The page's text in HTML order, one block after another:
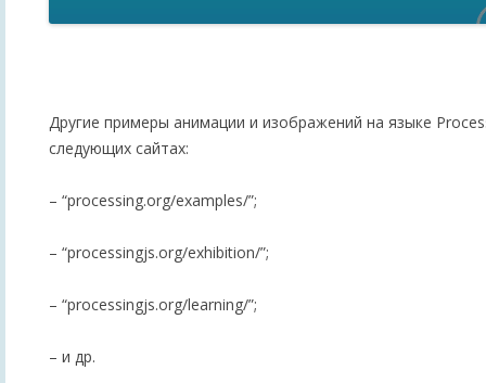
Другие примеры анимации и изображений на языке
следующих сайтах:
– “processing.org/examples/”;
– “processingjs.org/exhibition/”;
– “processingjs.org/learning/”;
– и др.